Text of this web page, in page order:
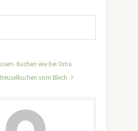
Kuchen wie bei Oma
vom Blech